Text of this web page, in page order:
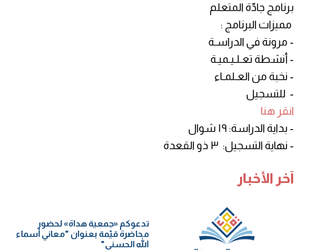
برنامج جادّة المتعلم
مميزات البرنامج :
- مرونة في الدراسـة
- أنشطة تعـلـيـميـة
- نخبة من العـلمـاء
- للتسجيل
انقر هنا
- بداية الدراسة: ١٩ شوال
- نهاية التسجيل: ٣ ذو القعدة
آخر الأخبار
تدعوكم «جمعية هداة» لحضور
محاضرة قيّمة بعنوان "معاني أسماء
الله الحسنى"